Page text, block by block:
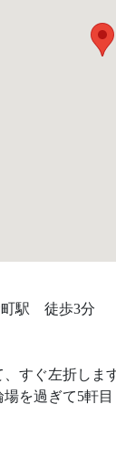
駅　徒歩3分
すぐ左折しま
を過ぎて5軒